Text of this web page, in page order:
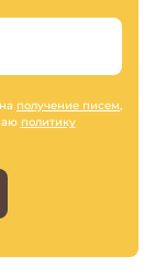
получение писем,
политику